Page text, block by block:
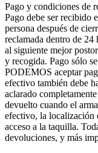
Pago y condiciones de
Pago debe ser recibido
persona después de
reclamada dentro de 24
al siguiente mejor
y recogida. Pago sólo
PODEMOS aceptar
efectivo también debe
aclarado
devuelto cuando el
efectivo, la localización
acceso a la taquilla.
devoluciones, y más